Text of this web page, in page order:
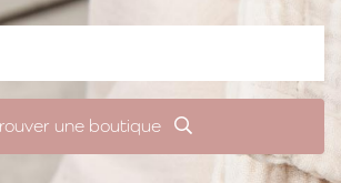
une boutique